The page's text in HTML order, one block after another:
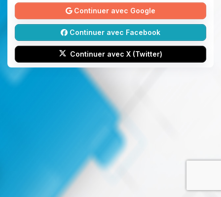
Continuer avec Google
Continuer avec Facebook
Continuer avec X (Twitter)